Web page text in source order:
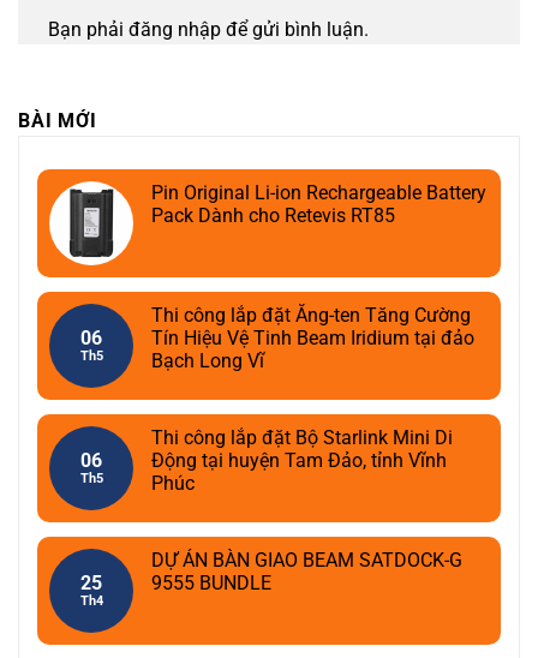
Bạn phải đăng nhập để gửi bình luận.
BÀI MỚI
Pin Original Li-ion Rechargeable Battery
Pack Dành cho Retevis RT85
06
Th5
Thi công lắp đặt Ăng-ten Tăng Cường
Tín Hiệu Vệ Tinh Beam Iridium tại đảo
Bạch Long Vĩ
06
Th5
Thi công lắp đặt Bộ Starlink Mini Di
Động tại huyện Tam Đảo, tỉnh Vĩnh
Phúc
25
Th4
DỰ ÁN BÀN GIAO BEAM SATDOCK-G
9555 BUNDLE